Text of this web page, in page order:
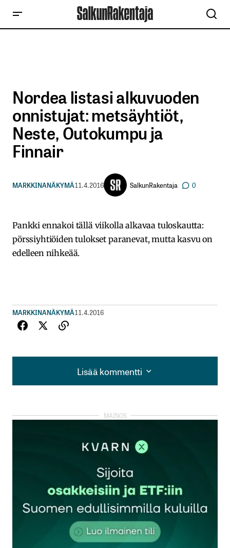
Nordea listasi alkuvuoden
onnistujat: metsäyhtiöt,
Neste, Outokumpu ja
Finnair
MARKKINANÄKYMÄ11.4.2016 SalkunRakentaja 0
Pankki ennakoi tällä viikolla alkavaa tuloskautta:
pörssiyhtiöiden tulokset paranevat, mutta kasvu on
edelleen nihkeää.
MARKKINANÄKYMÄ11.4.2016
Lisää kommentti
Lisää kommentti
kirjautua
rekisteröityä
Sähköpostiosoitettasi ei julkaista.Pakolliset
kentät on merkitty*